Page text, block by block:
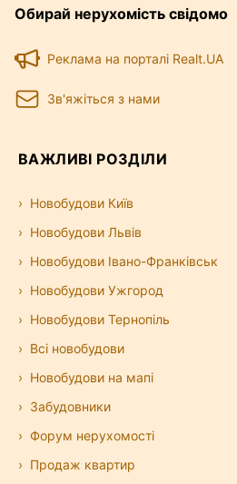
Обирай нерухомість свідомо
Реклама на порталі Realt.UA
Зв'яжіться з нами
ВАЖЛИВІ РОЗДІЛИ
Новобудови Київ
Новобудови Львів
Новобудови Івано-Франківськ
Новобудови Ужгород
Новобудови Тернопіль
Всі новобудови
Новобудови на мапі
Забудовники
Форум нерухомості
Продаж квартир